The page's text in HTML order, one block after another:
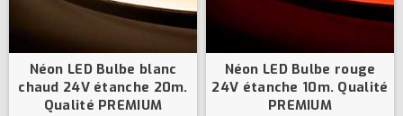
Néon LED Bulbe blanc
chaud 24V étanche 20m.
Qualité PREMIUM
Néon LED Bulbe rouge
24V étanche 10m. Qualité
PREMIUM